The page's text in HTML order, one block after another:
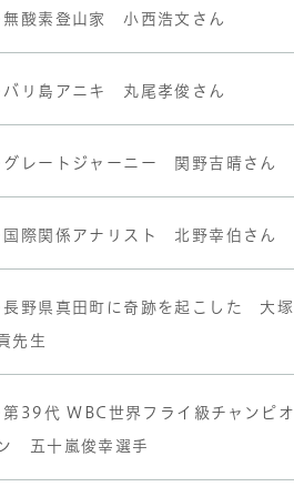
無酸素登山家 小西浩文さん
バリ島アニキ 丸尾孝俊さん
グレートジャーニー 関野吉晴さん
国際関係アナリスト 北野幸伯さん
長野県真田町に奇跡を起こした 大塚
先生
第39代 WBC世界フライ級チャンピオ
五十嵐俊幸選手